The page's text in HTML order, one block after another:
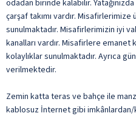
odadan birinde kalabilir.
çarşaf takımı vardır.
sunulmaktadır. Misafirlerimizin iyi
kanalları vardır. Misafirlere emanet
kolaylıklar sunulmaktadır. Ayrıca
verilmektedir.
Zemin katta teras ve bahçe ile
kablosuz İnternet gibi imkânlardan/